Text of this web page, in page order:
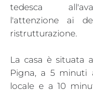
tedesca
l'attenzione ai
ristrutturazione.
La casa è situata
Pigna, a 5 minuti
locale e a 10